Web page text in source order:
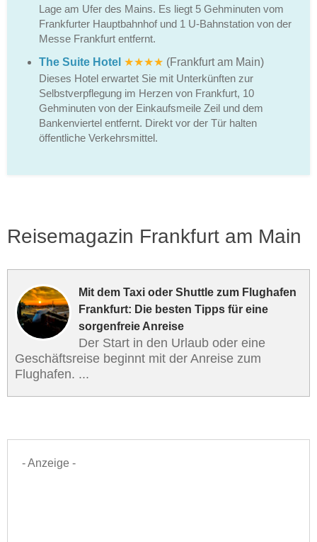
Lage am Ufer des Mains. Es liegt 5 Gehminuten vom
Frankfurter Hauptbahnhof und 1 U-Bahnstation von der
Messe Frankfurt entfernt.
The Suite Hotel ★★★★ (Frankfurt am Main)
Dieses Hotel erwartet Sie mit Unterkünften zur
Selbstverpflegung im Herzen von Frankfurt, 10
Gehminuten von der Einkaufsmeile Zeil und dem
Bankenviertel entfernt. Direkt vor der Tür halten
öffentliche Verkehrsmittel.
Reisemagazin Frankfurt am Main
Mit dem Taxi oder Shuttle zum Flughafen
Frankfurt: Die besten Tipps für eine
sorgenfreie Anreise
Der Start in den Urlaub oder eine
Geschäftsreise beginnt mit der Anreise zum
Flughafen. ...
- Anzeige -